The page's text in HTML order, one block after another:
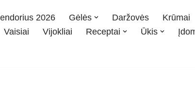
2026 Gėlės Daržovės Krūmai
Vaisiai Vijokliai Receptai Ūkis